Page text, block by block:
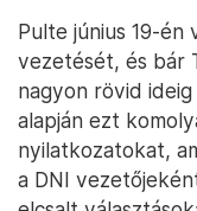
Pulte június 19-én
vezetését, és bár
nagyon rövid
alapján ezt
nyilatkozatokat,
a DNI